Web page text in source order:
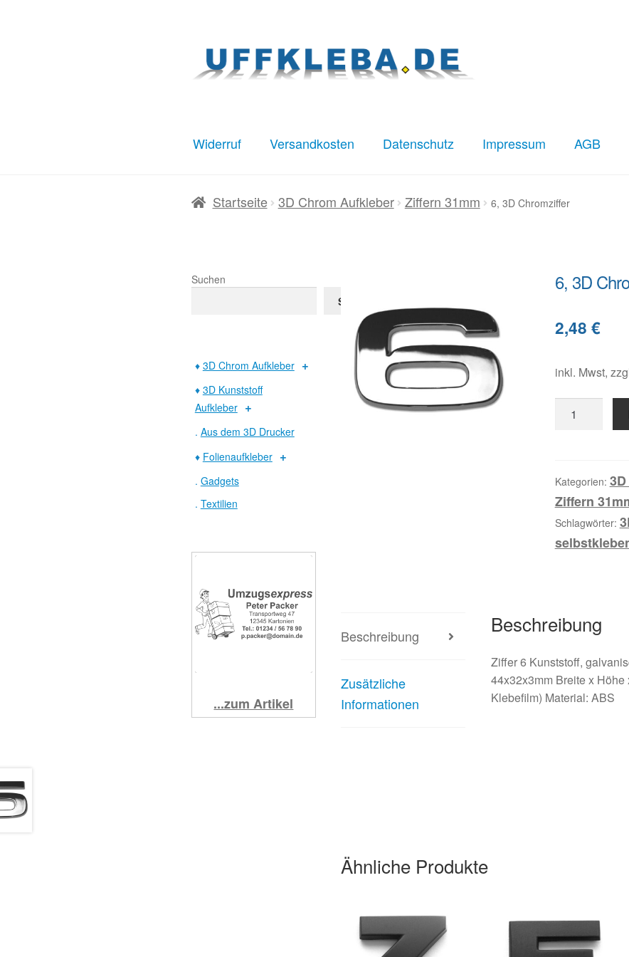
Navigation
springen
Inhalt
springen
Widerruf Versandkosten Datenschutz Impressum AGB
StartAGB DatenschutzImpressumKasse Mein Konto Versandkosten
Startseite 3D Chrom Aufkleber Ziffern 31mm 6, 3D Chromziffer
6, 3D
2,48 €
inkl. Mwst,
Kategorien:
Ziffern
Schlagwörter:
Beschreibung
Zusätzliche
Informationen
Beschreibung
Ziffer 6 Kunststoff,
44x32x3mm Breite x Höhe
Klebefilm) Material: ABS
Ähnliche Produkte
Suchen
Suchen
♦ 3D Chrom Aufkleber
♦ 3D Kunststoff
Aufkleber
. Aus dem 3D Drucker
♦ Folienaufkleber
. Gadgets
. Textilien
...zum Artikel